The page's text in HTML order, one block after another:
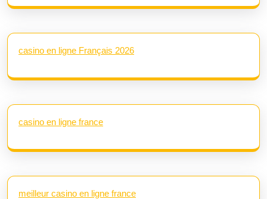
casino en ligne Français 2026
casino en ligne france
meilleur casino en ligne france